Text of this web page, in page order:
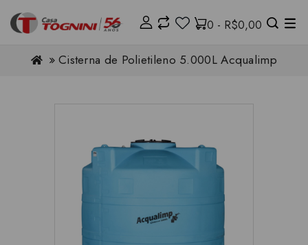
0 - R$0,00
Cisterna de Polietileno 5.000L Acqualimp